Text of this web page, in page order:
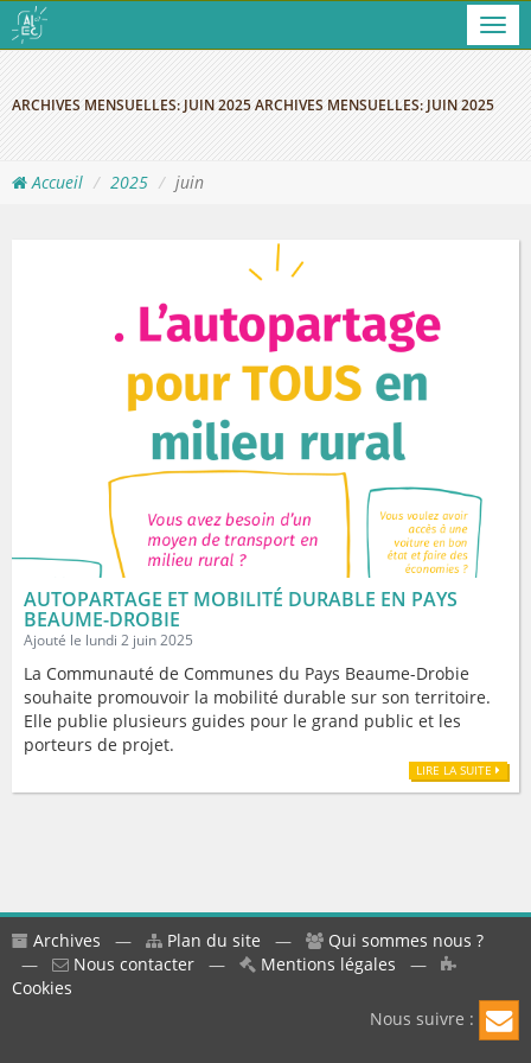
ARCHIVES MENSUELLES: JUIN 2025ARCHIVES MENSUELLES: JUIN 2025
Accueil 2025 juin
AUTOPARTAGE ET MOBILITÉ DURABLE EN PAYS
BEAUME-DROBIE
Ajouté le lundi 2 juin 2025
La Communauté de Communes du Pays Beaume-Drobie
souhaite promouvoir la mobilité durable sur son territoire.
Elle publie plusieurs guides pour le grand public et les
porteurs de projet.
LIRE LA SUITE
Archives — Plan du site —
Qui sommes nous ?
—
Nous contacter — Mentions légales —
Cookies
Nous suivre :